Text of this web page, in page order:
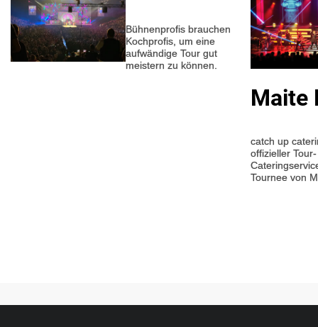
Bühnenprofis brauchen
Kochprofis, um eine
aufwändige Tour gut
meistern zu können.
Maite
catch up
offizieller Tour-
Tournee von